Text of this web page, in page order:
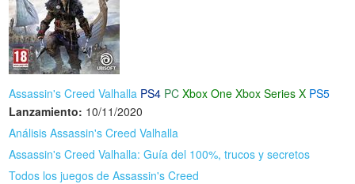
Assassin's Creed Valhalla PS4 PC Xbox One Xbox Series X PS5
Lanzamiento: 10/11/2020
Análisis Assassin's Creed Valhalla
Assassin's Creed Valhalla: Guía del 100%, trucos y secretos
Todos los juegos de Assassin's Creed